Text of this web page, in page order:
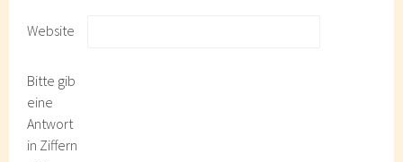
Website
Bitte gib
eine
Antwort
in Ziffern